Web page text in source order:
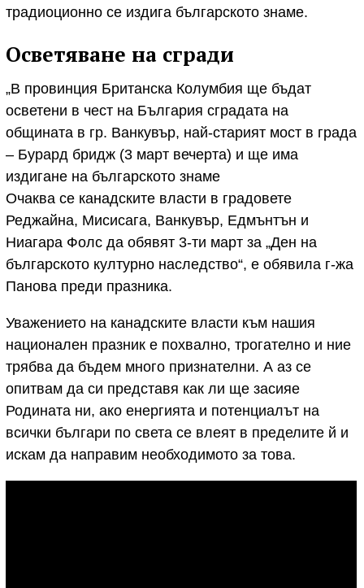
традиоционно се издига българското знаме.
Осветяване на сгради
„В провинция Британска Колумбия ще бъдат
осветени в чест на България сградата на
общината в гр. Ванкувър, най-старият мост в града
– Бурард бридж (3 март вечерта) и ще има
издигане на българското знаме
Очаква се канадските власти в градовете
Реджайна, Мисисага, Ванкувър, Едмънтън и
Ниагара Фолс да обявят 3-ти март за „Ден на
българското културно наследство“, е обявила г-жа
Панова преди празника.
Уважението на канадските власти към нашия
национален празник е похвално, трогателно и ние
трябва да бъдем много признателни. А аз се
опитвам да си представя как ли ще засияе
Родината ни, ако енергията и потенциалът на
всички българи по света се влеят в пределите й и
искам да направим необходимото за това.